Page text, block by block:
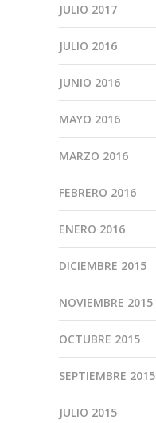
JULIO 2017
JULIO 2016
JUNIO 2016
MAYO 2016
MARZO 2016
FEBRERO 2016
ENERO 2016
DICIEMBRE 2015
NOVIEMBRE 2015
OCTUBRE 2015
SEPTIEMBRE 2015
JULIO 2015